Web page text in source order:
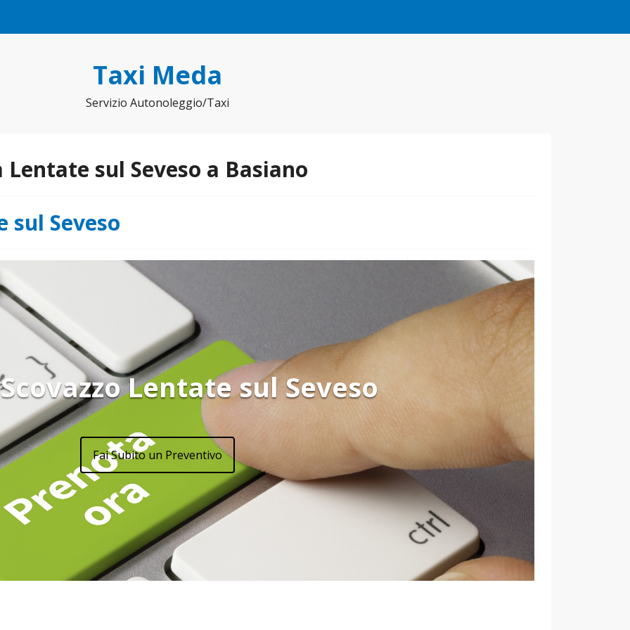
Taxi Meda
Servizio Autonoleggio/Taxi
sul Seveso a Basiano
sul Seveso
Lentate sul Seveso
Fai Subito un Preventivo